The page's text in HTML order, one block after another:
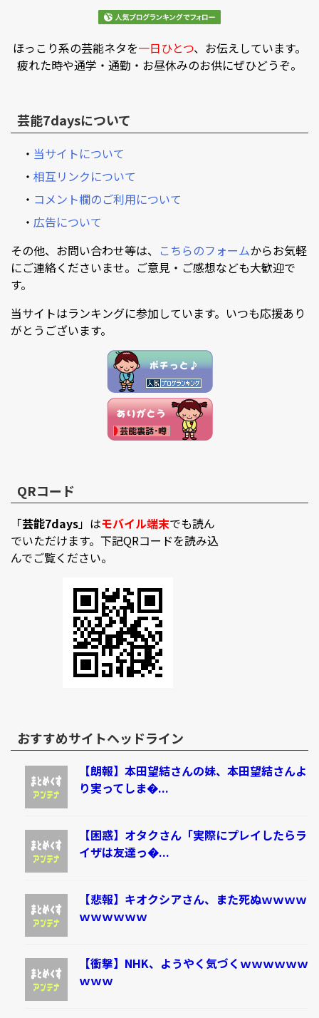
ほっこり系の芸能ネタを一日ひとつ、お伝えしています。
疲れた時や通学・通勤・お昼休みのお供にぜひどうぞ。
芸能7daysについて
・ 当サイトについて
・ 相互リンクについて
・ コメント欄のご利用について
・ 広告について
その他、お問い合わせ等は、 こちらのフォームからお気軽
にご連絡くださいませ。ご意見・ご感想なども大歓迎で
す。
当サイトはランキングに参加しています。いつも応援あり
がとうございます。
QRコード
「芸能7days」はモバイル端末でも読ん
でいただけます。下記QRコードを読み込
んでご覧ください。
おすすめサイトヘッドライン
【朗報】本田望結さんの妹、本田望結さんよ
り実ってしま�...
【困惑】オタクさん「実際にプレイしたらラ
イザは友達っ�...
【悲報】キオクシアさん、また死ぬｗｗｗｗ
ｗｗｗｗｗｗ
【衝撃】NHK、ようやく気づくｗｗｗｗｗｗ
ｗｗｗ